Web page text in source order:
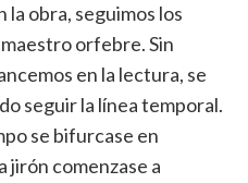
la obra, seguimos los
orfebre. Sin
en la lectura, se
seguir la línea temporal.
se bifurcase en
jirón comenzase a